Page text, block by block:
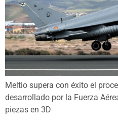
Meltio supera con éxito el
desarrollado por la Fuerza
piezas en 3D